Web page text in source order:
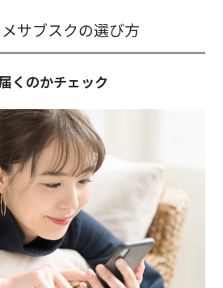
サブスクの選び方
くのかチェック